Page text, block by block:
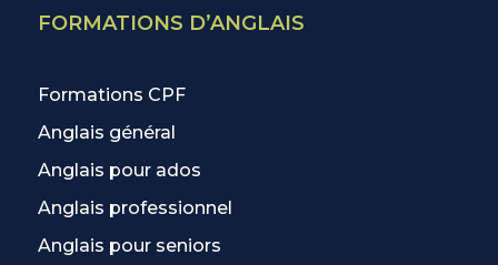
FORMATIONS D’ANGLAIS
Formations CPF
Anglais général
Anglais pour ados
Anglais professionnel
Anglais pour seniors